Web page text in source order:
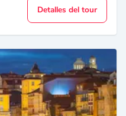
Detalles del tour